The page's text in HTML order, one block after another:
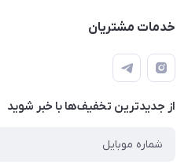
حساب کاربری
لیست محصولات
درباره ما
خدمات مشتریان
قوانین و مقررات
حریم خصوصی
راهنما
از جدید‌ترین تخفیف‌ها با‌ خبر شوید